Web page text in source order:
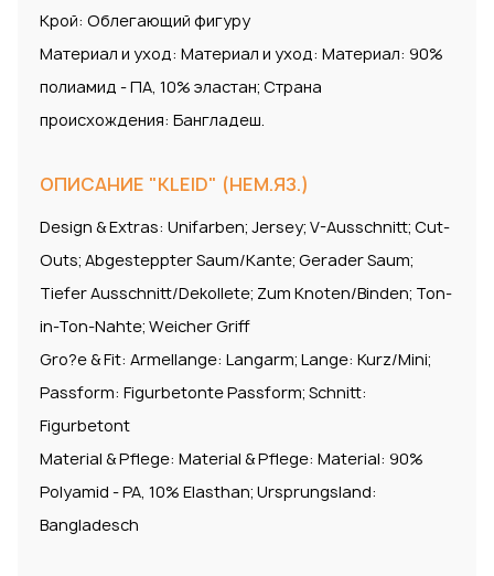
Крой: Облегающий фигуру
Материал и уход: Материал и уход: Материал: 90%
полиамид - ПА, 10% эластан; Страна
происхождения: Бангладеш.
ОПИСАНИЕ "KLEID" (НЕМ.ЯЗ.)
Design & Extras: Unifarben; Jersey; V-Ausschnitt; Cut-
Outs; Abgesteppter Saum/Kante; Gerader Saum;
Tiefer Ausschnitt/Dekollete; Zum Knoten/Binden; Ton-
in-Ton-Nahte; Weicher Griff
Gro?e & Fit: Armellange: Langarm; Lange: Kurz/Mini;
Passform: Figurbetonte Passform; Schnitt:
Figurbetont
Material & Pflege: Material & Pflege: Material: 90%
Polyamid - PA, 10% Elasthan; Ursprungsland:
Bangladesch